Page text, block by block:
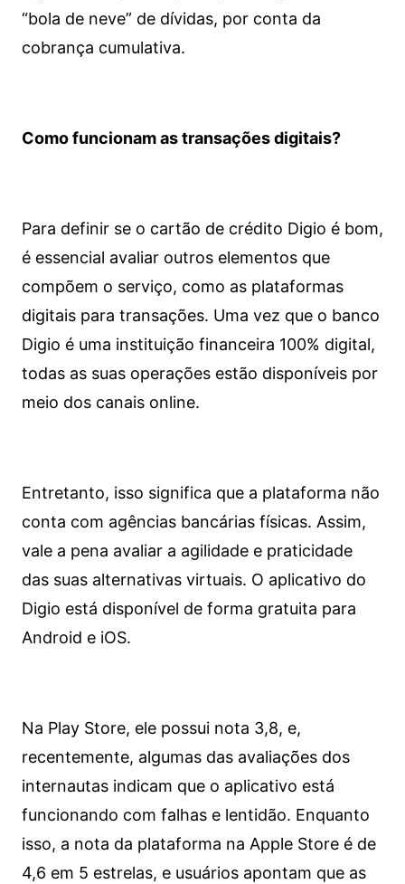
“bola de neve” de dívidas, por conta da
cobrança cumulativa.
Como funcionam as transações digitais?
Para definir se o cartão de crédito Digio é bom,
é essencial avaliar outros elementos que
compõem o serviço, como as plataformas
digitais para transações. Uma vez que o banco
Digio é uma instituição financeira 100% digital,
todas as suas operações estão disponíveis por
meio dos canais online.
Entretanto, isso significa que a plataforma não
conta com agências bancárias físicas. Assim,
vale a pena avaliar a agilidade e praticidade
das suas alternativas virtuais. O aplicativo do
Digio está disponível de forma gratuita para
Android e iOS.
Na Play Store, ele possui nota 3,8, e,
recentemente, algumas das avaliações dos
internautas indicam que o aplicativo está
funcionando com falhas e lentidão. Enquanto
isso, a nota da plataforma na Apple Store é de
4,6 em 5 estrelas, e usuários apontam que as